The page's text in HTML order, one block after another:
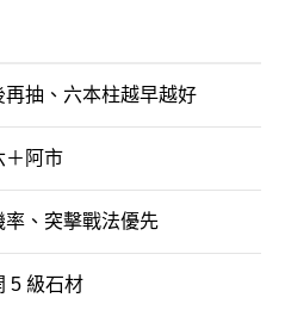
再抽、六本柱越早越好
＋阿市
率、突擊戰法優先
5 級石材